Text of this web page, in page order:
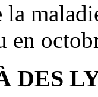
en
DES